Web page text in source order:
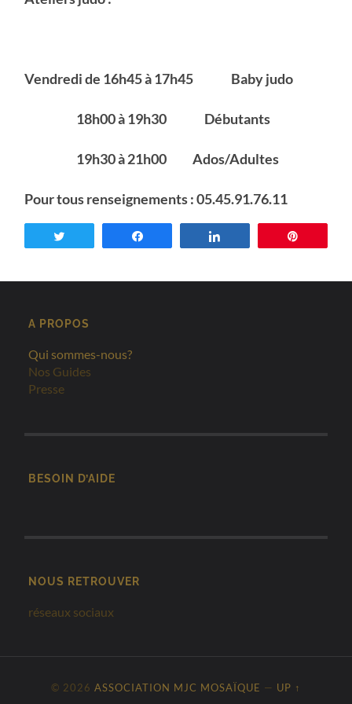
Vendredi de 16h45 à 17h45 Baby judo
18h00 à 19h30 Débutants
19h30 à 21h00 Ados/Adultes
Pour tous renseignements : 05.45.91.76.11
A PROPOS
Qui sommes-nous?
Nos Guides
Presse
BESOIN D’AIDE
NOUS RETROUVER
réseaux sociaux
© 2026 ASSOCIATION MJC MOSAÏQUE — UP ↑